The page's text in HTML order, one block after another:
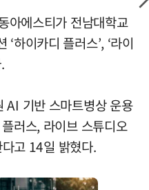
아에스티가 전남대학교
하이카디 플러스’, ‘라이
AI 기반 스마트병상 운용
러스, 라이브 스튜디오
고 14일 밝혔다.